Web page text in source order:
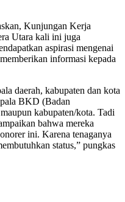
Kunjungan Kerja
Utara kali ini juga
aspirasi mengenai
informasi kepada
daerah, kabupaten dan kota
BKD (Badan
kabupaten/kota. Tadi
bahwa mereka
ini. Karena tenaganya
status,” pungkas